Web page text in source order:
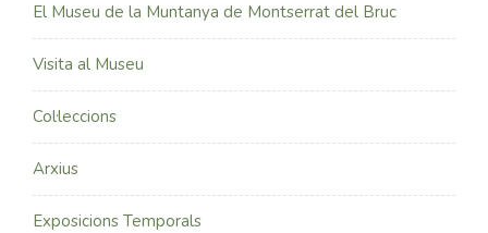
El Museu de la Muntanya de Montserrat del Bruc
Visita al Museu
Col·leccions
Arxius
Exposicions Temporals